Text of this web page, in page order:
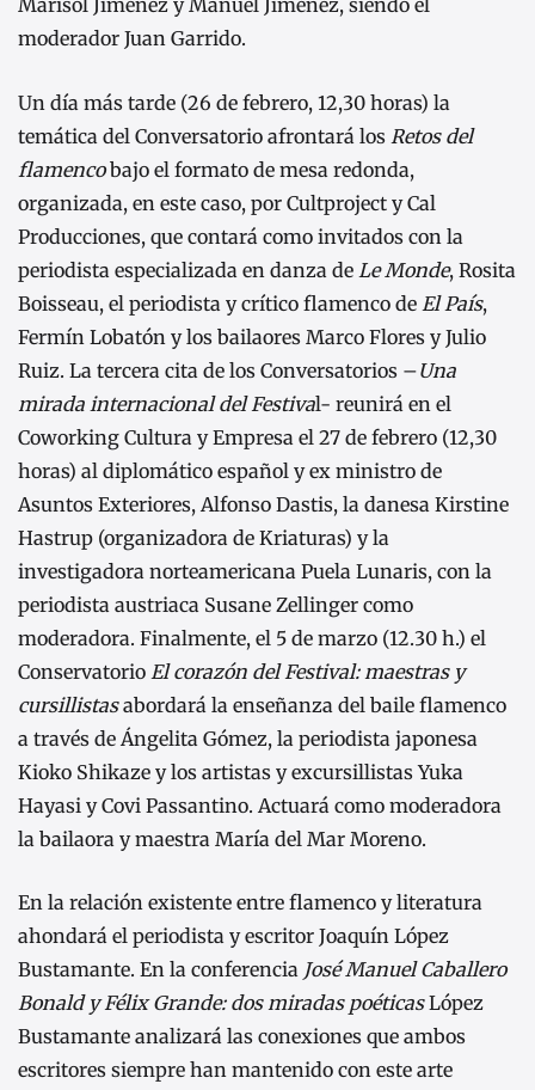
moderador Juan Garrido.
Un día más tarde (26 de febrero, 12,30 horas) la
temática del Conversatorio afrontará los Retos del
flamencobajo el formato de mesa redonda,
organizada, en este caso, por Cultproject y Cal
Producciones, que contará como invitados con la
periodista especializada en danza de Le Monde, Rosita
Boisseau, el periodista y crítico flamenco de El País,
Fermín Lobatón y los bailaores Marco Flores y Julio
Ruiz. La tercera cita de los Conversatorios –Una
mirada internacional del Festival- reunirá en el
Coworking Cultura y Empresa el 27 de febrero (12,30
horas) al diplomático español y ex ministro de
Asuntos Exteriores, Alfonso Dastis, la danesa Kirstine
Hastrup (organizadora de Kriaturas) y la
investigadora norteamericana Puela Lunaris, con la
periodista austriaca Susane Zellinger como
moderadora. Finalmente, el 5 de marzo (12.30 h.) el
Conservatorio El corazón del Festival: maestras y
cursillistasabordará la enseñanza del baile flamenco
a través de Ángelita Gómez, la periodista japonesa
Kioko Shikaze y los artistas y excursillistas Yuka
Hayasi y Covi Passantino. Actuará como moderadora
la bailaora y maestra María del Mar Moreno.
En la relación existente entre flamenco y literatura
ahondará el periodista y escritor Joaquín López
Bustamante. En la conferencia José Manuel Caballero
Bonald y Félix Grande: dos miradas poéticasLópez
Bustamante analizará las conexiones que ambos
escritores siempre han mantenido con este arte